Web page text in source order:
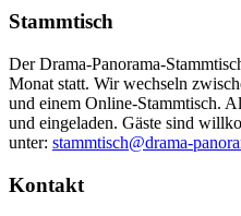
Stammtisch
Der Drama-Panorama-
Monat statt. Wir wechseln
und einem Online-Stammtisch.
und eingeladen. Gäste sind
unter: stammtisch@drama-
Kontakt